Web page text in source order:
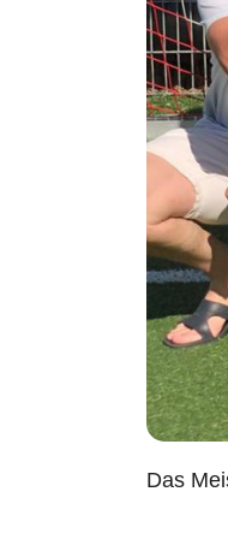
Das